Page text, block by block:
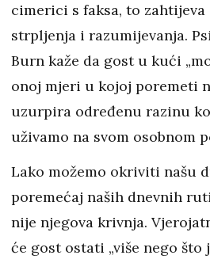
cimerici s faksa, to
strpljenja i razumijevanja.
Burn kaže da gost u kući
onoj mjeri u kojoj poremeti
uzurpira određenu razinu
uživamo na svom osobnom
Lako možemo okriviti našu
poremećaj naših dnevnih
nije njegova krivnja.
će gost ostati „više nego što